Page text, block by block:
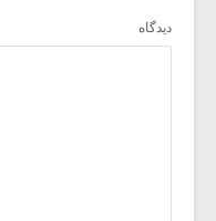
دیدگاه